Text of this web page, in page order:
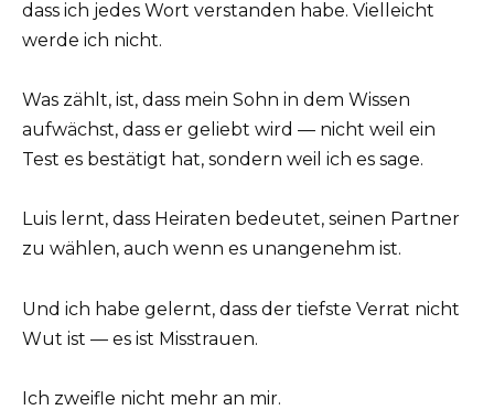
dass ich jedes Wort verstanden habe. Vielleicht
werde ich nicht.
Was zählt, ist, dass mein Sohn in dem Wissen
aufwächst, dass er geliebt wird — nicht weil ein
Test es bestätigt hat, sondern weil ich es sage.
Luis lernt, dass Heiraten bedeutet, seinen Partner
zu wählen, auch wenn es unangenehm ist.
Und ich habe gelernt, dass der tiefste Verrat nicht
Wut ist — es ist Misstrauen.
Ich zweifle nicht mehr an mir.